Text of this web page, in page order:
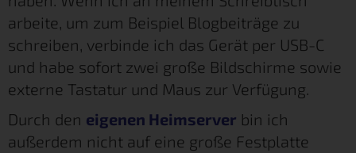
arbeite, um zum Beispiel Blogbeiträge zu
schreiben, verbinde ich das Gerät per USB-C
und habe sofort zwei große Bildschirme sowie
externe Tastatur und Maus zur Verfügung.
Durch den eigenen Heimserver bin ich
außerdem nicht auf eine große Festplatte